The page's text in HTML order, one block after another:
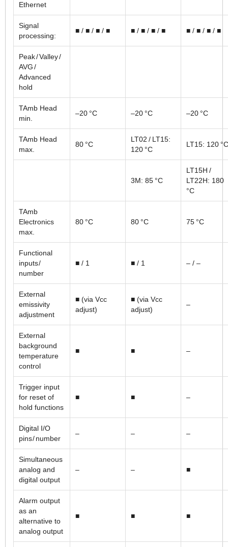
Ethernet
Signal
processing:
■ / ■ / ■ / ■ ■ / ■ / ■ / ■ ■ / ■ / ■ / ■
Peak / Valley /
AVG /
Advanced
hold
TAmb Head
min.
–20 °C –20 °C –20 °C
TAmb Head
max.
80 °C
LT02 / LT15:
120 °C
LT15: 120 °C
3M: 85 °C
LT15H /
LT22H: 180
°C
TAmb
Electronics
max.
80 °C 80 °C 75 °C
Functional
inputs /
number
■ / 1 ■ / 1 – / –
External
emissivity
adjustment
■ (via Vcc
adjust)
■ (via Vcc
adjust)
–
External
background
temperature
control
■ ■ –
Trigger input
for reset of
hold functions
■ ■ –
Digital I/O
pins / number
– – –
Simultaneous
analog and
digital output
– – ■
Alarm output
as an
alternative to
analog output
■ ■ ■